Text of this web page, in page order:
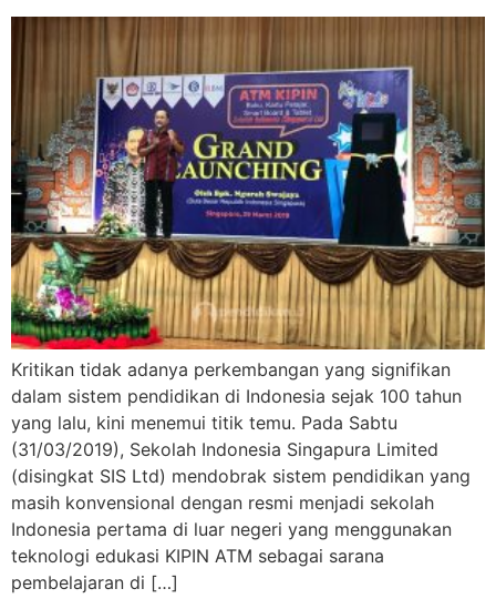
Kritikan tidak adanya perkembangan yang signifikan
dalam sistem pendidikan di Indonesia sejak 100 tahun
yang lalu, kini menemui titik temu. Pada Sabtu
(31/03/2019), Sekolah Indonesia Singapura Limited
(disingkat SIS Ltd) mendobrak sistem pendidikan yang
masih konvensional dengan resmi menjadi sekolah
Indonesia pertama di luar negeri yang menggunakan
teknologi edukasi KIPIN ATM sebagai sarana
pembelajaran di […]